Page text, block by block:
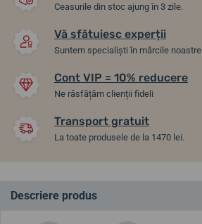
Ceasurile din stoc ajung în 3 zile.
Vă sfătuiesc experții
Suntem specialiști în mărcile noastre
Cont VIP = 10% reducere
Ne răsfățăm clienții fideli
Transport gratuit
La toate produsele de la 1470 lei.
Descriere produs